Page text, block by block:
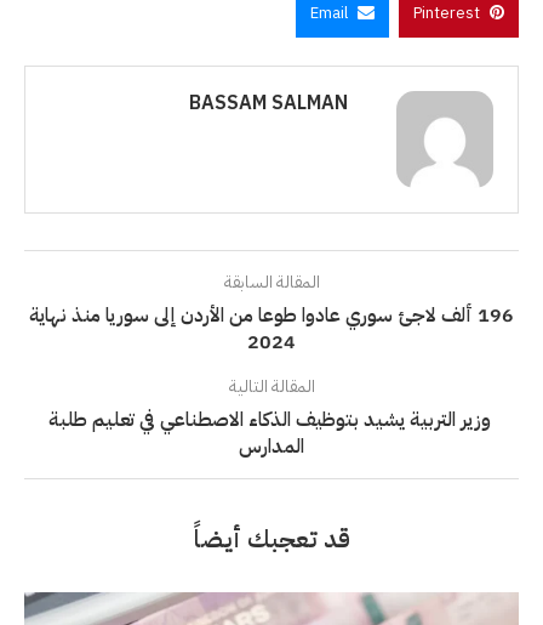
Pinterest
Email
BASSAM SALMAN
المقالة السابقة
196 ألف لاجئ سوري عادوا طوعا من الأردن إلى سوريا منذ نهاية
2024
المقالة التالية
وزير التربية يشيد بتوظيف الذكاء الاصطناعي في تعليم طلبة
المدارس
قد تعجبك أيضاً